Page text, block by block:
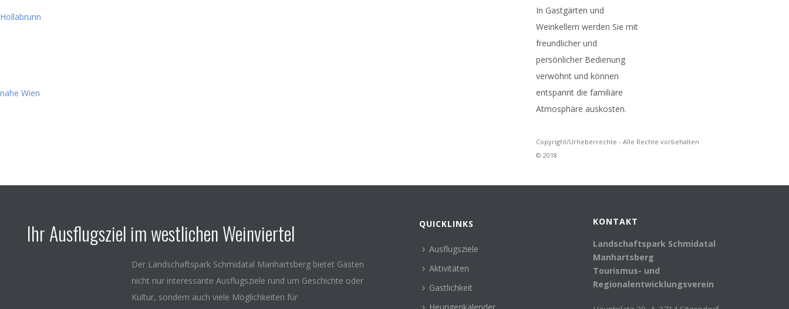
In Gastgärten und
Weinkellern werden Sie mit
freundlicher und
persönlicher Bedienung
verwöhnt und können
entspannt die familiäre
Atmosphäre auskosten.
Copyright/Urheberrechte - Alle Rechte vorbehalten
© 2018
Ihr Ausflugsziel im westlichen Weinviertel
Der Landschaftspark Schmidatal Manhartsberg bietet Gästen
nicht nur interessante Ausflugsziele rund um Geschichte oder
Kultur, sondern auch viele Möglichkeiten für
QUICKLINKS
Ausflugsziele
Aktivitäten
Gastlichkeit
KONTAKT
Landschaftspark Schmidatal
Manhartsberg
Tourismus- und
Regionalentwicklungsverein